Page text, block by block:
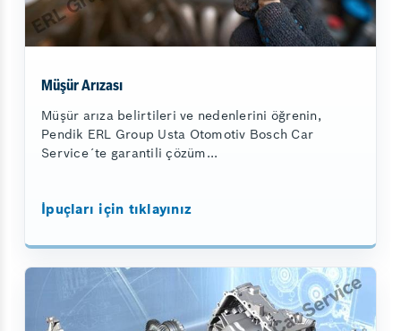
Müşür Arızası
Müşür arıza belirtileri ve nedenlerini öğrenin,
Pendik ERL Group Usta Otomotiv Bosch Car
Service´te garantili çözüm...
İpuçları için tıklayınız